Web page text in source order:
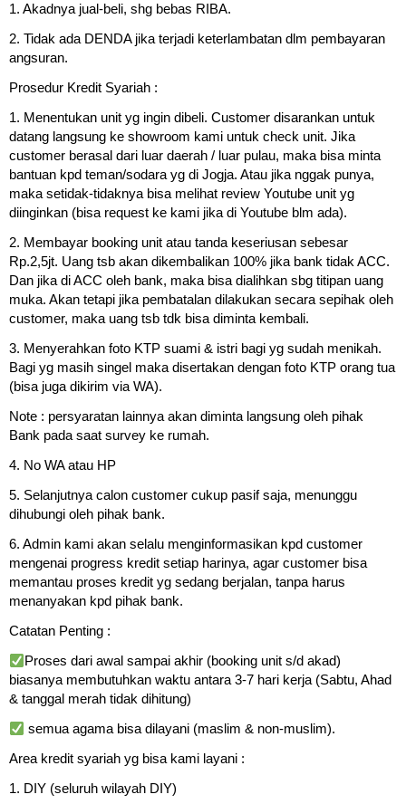
1. Akadnya jual-beli, shg bebas RIBA.
2. Tidak ada DENDA jika terjadi keterlambatan dlm pembayaran
angsuran.
Prosedur Kredit Syariah :
1. Menentukan unit yg ingin dibeli. Customer disarankan untuk
datang langsung ke showroom kami untuk check unit. Jika
customer berasal dari luar daerah / luar pulau, maka bisa minta
bantuan kpd teman/sodara yg di Jogja. Atau jika nggak punya,
maka setidak-tidaknya bisa melihat review Youtube unit yg
diinginkan (bisa request ke kami jika di Youtube blm ada).
2. Membayar booking unit atau tanda keseriusan sebesar
Rp.2,5jt. Uang tsb akan dikembalikan 100% jika bank tidak ACC.
Dan jika di ACC oleh bank, maka bisa dialihkan sbg titipan uang
muka. Akan tetapi jika pembatalan dilakukan secara sepihak oleh
customer, maka uang tsb tdk bisa diminta kembali.
3. Menyerahkan foto KTP suami & istri bagi yg sudah menikah.
Bagi yg masih singel maka disertakan dengan foto KTP orang tua
(bisa juga dikirim via WA).
Note : persyaratan lainnya akan diminta langsung oleh pihak
Bank pada saat survey ke rumah.
4. No WA atau HP
5. Selanjutnya calon customer cukup pasif saja, menunggu
dihubungi oleh pihak bank.
6. Admin kami akan selalu menginformasikan kpd customer
mengenai progress kredit setiap harinya, agar customer bisa
memantau proses kredit yg sedang berjalan, tanpa harus
menanyakan kpd pihak bank.
Catatan Penting :
Proses dari awal sampai akhir (booking unit s/d akad)
biasanya membutuhkan waktu antara 3-7 hari kerja (Sabtu, Ahad
& tanggal merah tidak dihitung)
semua agama bisa dilayani (maslim & non-muslim).
Area kredit syariah yg bisa kami layani :
1. DIY (seluruh wilayah DIY)